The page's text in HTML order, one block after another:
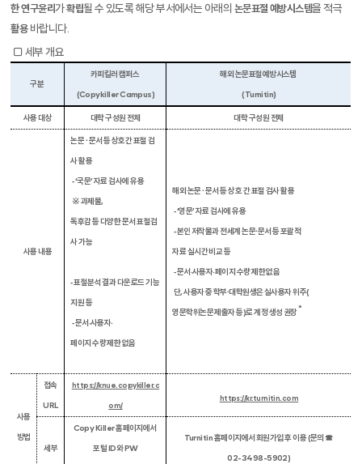
한 연구윤리가확립될 수 있도록 해당 부서에서는 아래의 논문표절 예방시스템을 적극
활용 바랍니다.
▢세부 개요
구분
카피킬러 캠퍼스
(Copykiller Campus)
해외 논문표절예방시스템
(Turnitin)
사용 대상 대학 구성원 전체 대학 구성원 전체
사용 내용
논문 ∙ 문서 등 상호간 표절 검
사 활용
‑‘국문’자료 검사에 유용
※ 과제물,
독후감 등 다양한 문서 표절검
사 가능
‑ 표절분석 결과 다운로드 기능
지원 등
‑ 문서·사용자·
페이지 수량 제한 없음
해외 논문 ∙ 문서 등 상호 간 표절 검사 활용
‑‘영문’자료 검사에 유용
‑본인 저작물과 전세계 논문∙문서 등포괄적
자료 실시간 비교 등
‑문서·사용자·페이지 수량 제한 없음
단,사용자 중 학부∙대학원생은 실사용자 위주(
영문학위논문 제출자 등)로 계정 생성 권장*
사용
방법
접속
URL
https://knue.copykiller.c
om/
https://kr.turnitin.com
세부
Copy Killer홈페이지에서
포털ID와PW
Turnitin홈페이지에서 회원가입 후 이용(문의☎
02-3498-5902)